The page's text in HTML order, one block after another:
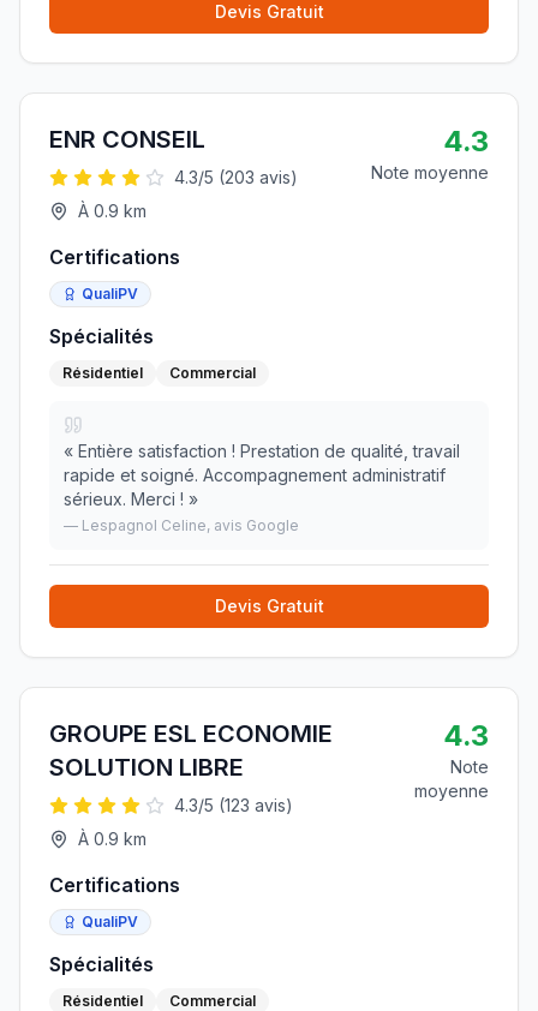
Devis Gratuit
ENR CONSEIL
4.3/5 (203 avis)
À 0.9 km
4.3
Note moyenne
Certifications
QualiPV
Spécialités
Résidentiel Commercial
« Entière satisfaction ! Prestation de qualité, travail
rapide et soigné. Accompagnement administratif
sérieux. Merci ! »
— Lespagnol Celine, avis Google
Devis Gratuit
GROUPE ESL ECONOMIE
SOLUTION LIBRE
4.3/5 (123 avis)
À 0.9 km
4.3
Note
moyenne
Certifications
QualiPV
Spécialités
Résidentiel Commercial